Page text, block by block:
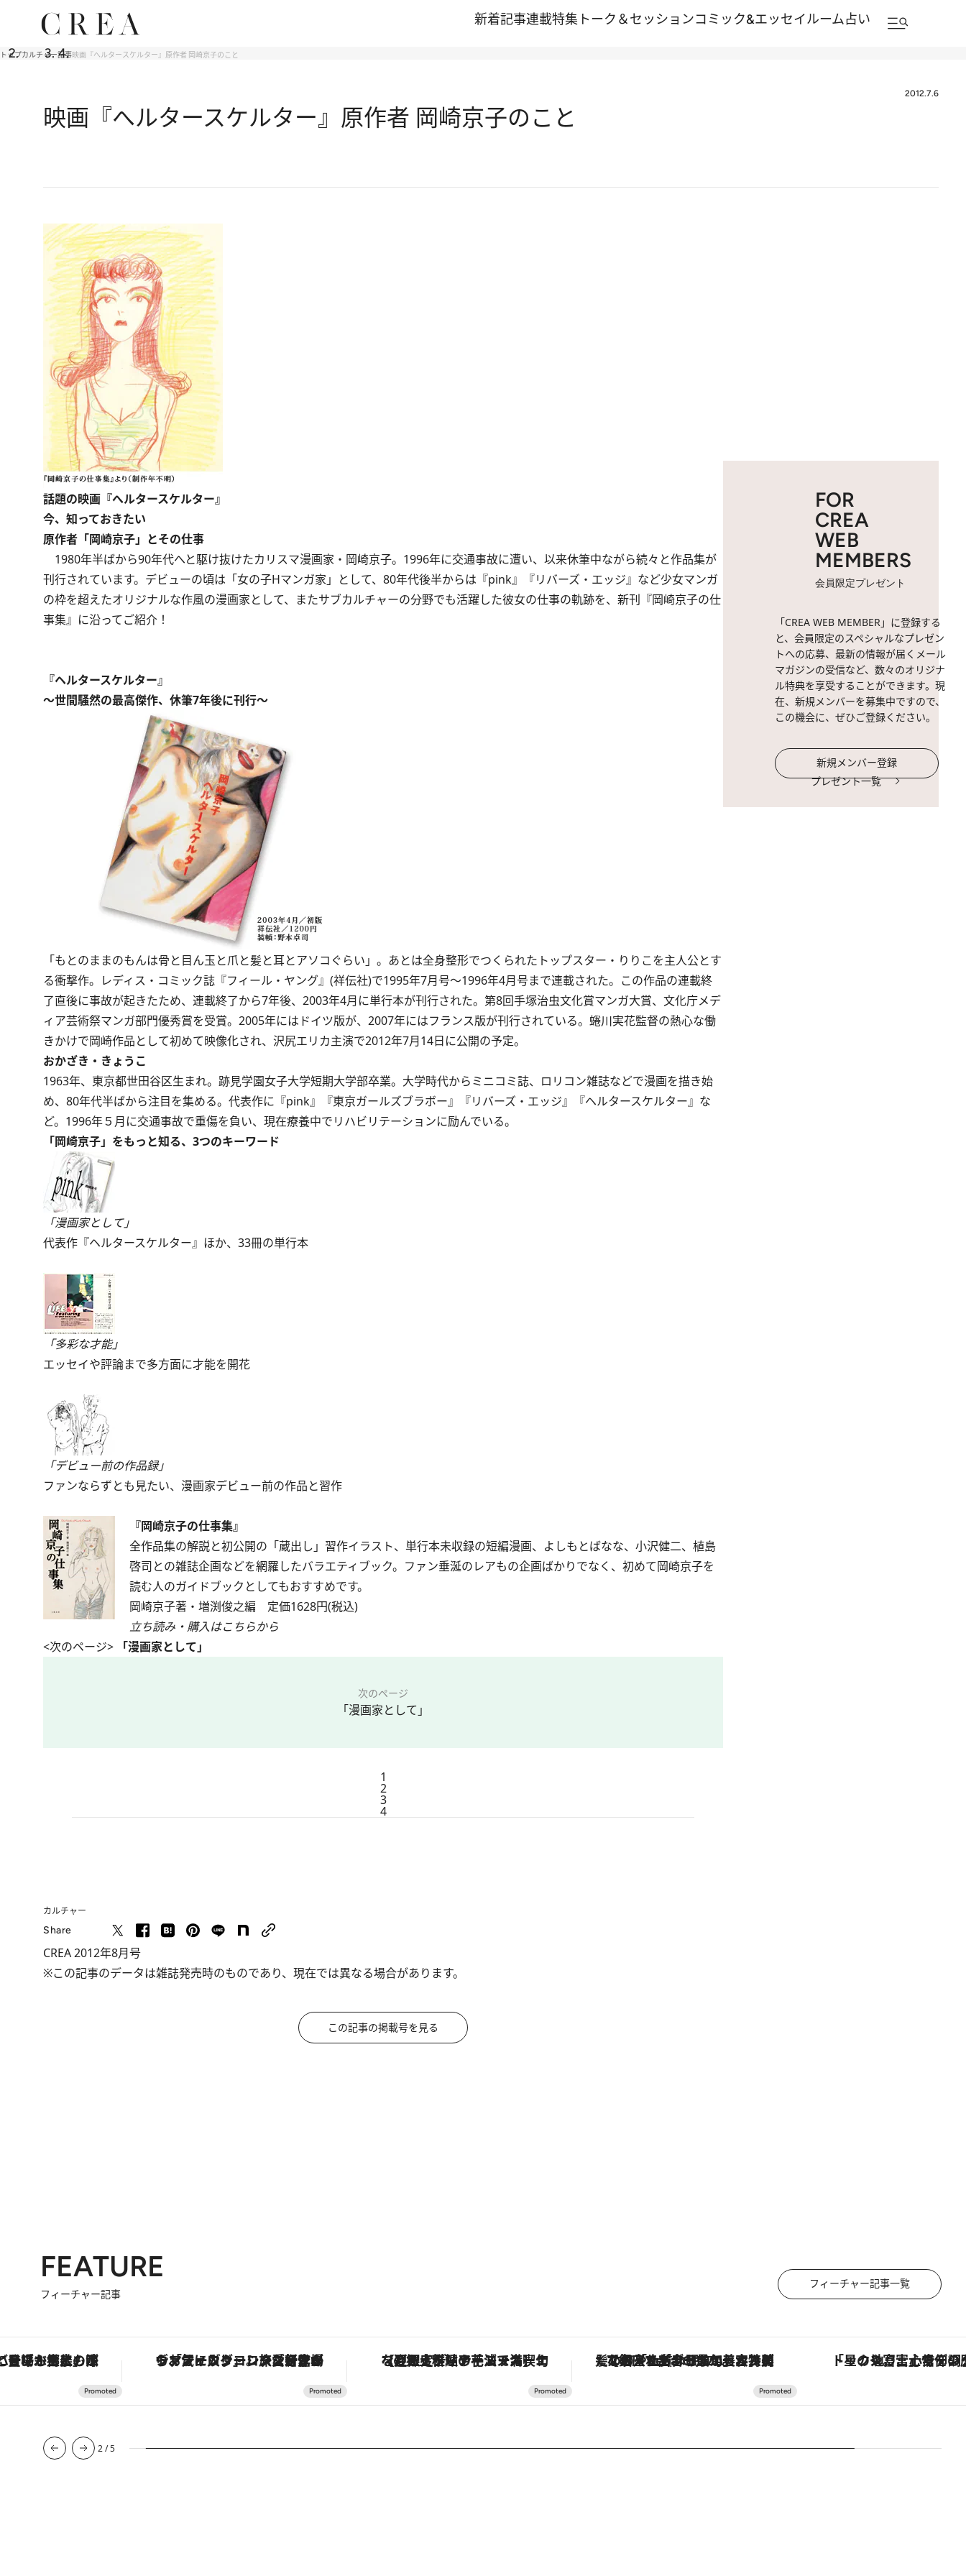
新着記事連載特集 トーク＆セッションコミック&エッセイルーム占い
トップカルチャー記事映画『へルタースケルター』原作者 岡崎京子のこと
2012.7.6
映画『へルタースケルター』原作者 岡崎京子のこと
話題の映画『へルタースケルター』
今、知っておきたい
原作者「岡崎京子」とその仕事
1980年半ばから90年代へと駆け抜けたカリスマ漫画家・岡崎京子。1996年に交通事故に遭い、以来休筆中ながら続々と作品集が
刊行されています。デビューの頃は「女の子Hマンガ家」として、80年代後半からは『pink』『リバーズ・エッジ』など少女マンガ
の枠を超えたオリジナルな作風の漫画家として、またサブカルチャーの分野でも活躍した彼女の仕事の軌跡を、新刊『岡崎京子の仕
事集』に沿ってご紹介！
『ヘルタースケルター』
～世間騒然の最高傑作、休筆7年後に刊行～
「もとのままのもんは骨と目ん玉と爪と髪と耳とアソコぐらい」。あとは全身整形でつくられたトップスター・りりこを主人公とす
る衝撃作。レディス・コミック誌『フィール・ヤング』(祥伝社)で1995年7月号～1996年4月号まで連載された。この作品の連載終
了直後に事故が起きたため、連載終了から7年後、2003年4月に単行本が刊行された。第8回手塚治虫文化賞マンガ大賞、文化庁メデ
ィア芸術祭マンガ部門優秀賞を受賞。2005年にはドイツ版が、2007年にはフランス版が刊行されている。蜷川実花監督の熱心な働
きかけで岡崎作品として初めて映像化され、沢尻エリカ主演で2012年7月14日に公開の予定。
おかざき・きょうこ
1963年、東京都世田谷区生まれ。跡見学園女子大学短期大学部卒業。大学時代からミニコミ誌、ロリコン雑誌などで漫画を描き始
め、80年代半ばから注目を集める。代表作に『pink』『東京ガールズブラボー』『リバーズ・エッジ』『ヘルタースケルター』な
ど。1996年５月に交通事故で重傷を負い、現在療養中でリハビリテーションに励んでいる。
「岡崎京子」をもっと知る、3つのキーワード
「漫画家として」
代表作『ヘルタースケルター』ほか、33冊の単行本
「多彩な才能」
エッセイや評論まで多方面に才能を開花
「デビュー前の作品録」
ファンならずとも見たい、漫画家デビュー前の作品と習作
『岡崎京子の仕事集』
全作品集の解説と初公開の「蔵出し」習作イラスト、単行本未収録の短編漫画、よしもとばなな、小沢健二、植島
啓司との雑誌企画などを網羅したバラエティブック。ファン垂涎のレアもの企画ばかりでなく、初めて岡崎京子を
読む人のガイドブックとしてもおすすめです。
岡崎京子著・増渕俊之編 定価1628円(税込)
立ち読み・購入はこちらから
<次のページ>
「漫画家として」
次のページ
「漫画家として」
1
2
3
4
カルチャー
Share
CREA 2012年8月号
※この記事のデータは雑誌発売時のものであり、現在では異なる場合があります。
この記事の掲載号を見る
FOR
CREA
WEB
MEMBERS
会員限定プレゼント
「CREA WEB MEMBER」に登録する
と、会員限定のスペシャルなプレゼン
トへの応募、最新の情報が届くメール
マガジンの受信など、数々のオリジナ
ル特典を享受することができます。現
在、新規メンバーを募集中ですので、
この機会に、ぜひご登録ください。
新規メンバー登録
プレゼント一覧
FEATURE
フィーチャー記事
フィーチャー記事一覧
「土佐和ハーブかき氷」がOMO7高知に登場！生姜、山椒、大葉など目にも舌にも涼を呼ぶ郷土の味 ヴァシュロン・コンスタンタン「オーヴァーシーズ・オートマティック」。旅愛好家のお気に入りコレクションから、ジェンダーレスな新作が登場 【夏限定ディナーコース】旬を迎える稚鮎や花ズッキーニなどをイタリア・トスカーナの郷土料理の手法で満喫！ 【銀座で出合う最旬美容】美髪ケアや上質な眠り…セルフケアのアップデートから、特別な名入れギフトまで。大人のための「ReFa GINZA」クルーズ 「星のや富士」でデジタルデトックス。冨士信仰の歴史
2/5